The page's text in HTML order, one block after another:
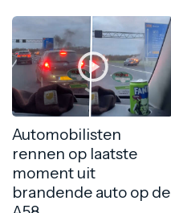
Automobilisten
rennen op laatste
moment uit
brandende auto op de